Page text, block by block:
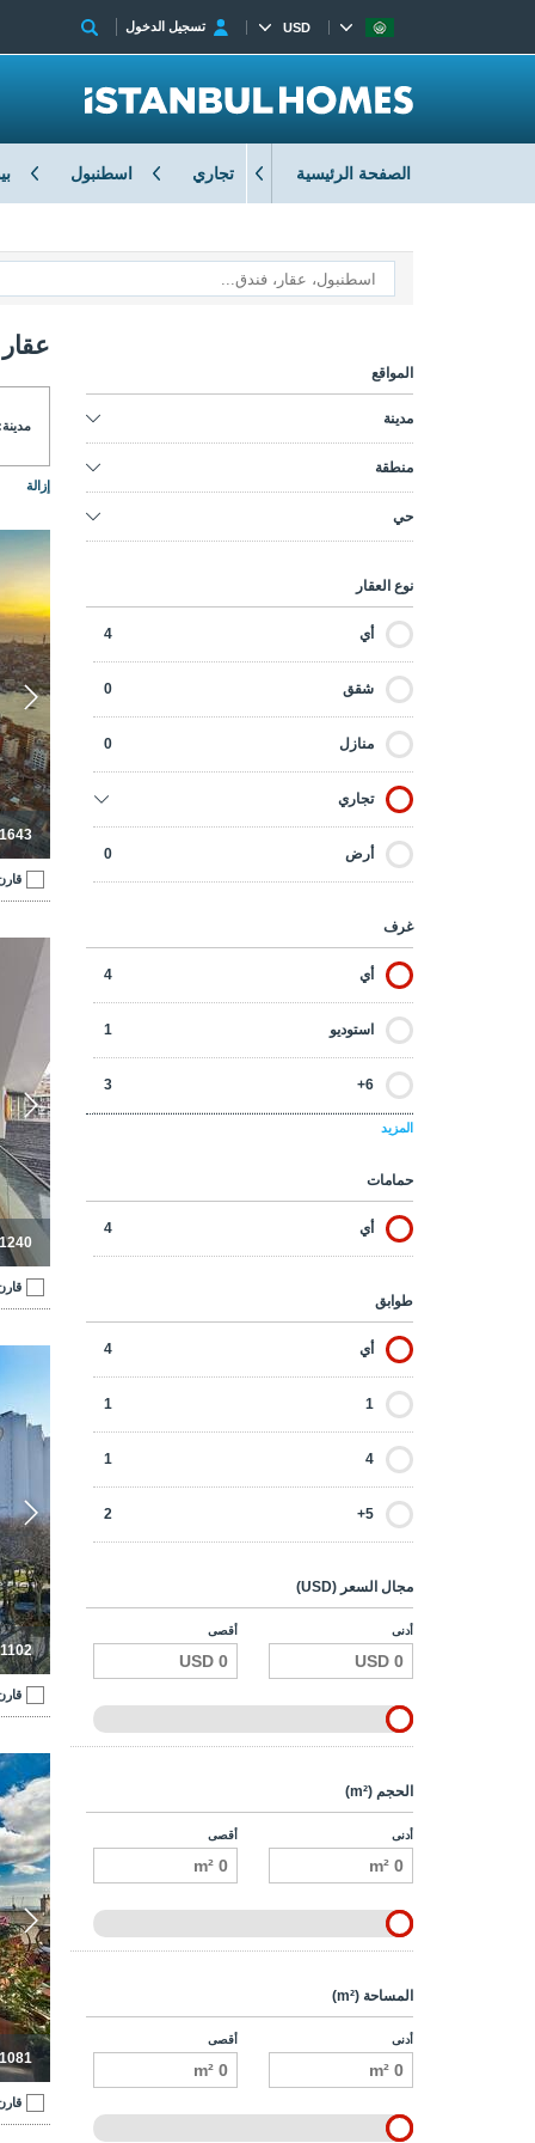
الصفحة الرئيسية تجاري اسطنبول
المواقع
مدينة
منطقة
حي
نوع العقار
أي 4
شقق 0
منازل 0
تجاري
أرض 0
غرف
أي 4
استوديو 1
6+
3
المزيد
حمامات
أي 4
طوابق
أي 4
1
1
4
1
5+
2
مجال السعر (USD)
أدنى أقصى
الحجم (m²)
أدنى أقصى
المساحة (m²)
أدنى أقصى
مدينة:
إزالة
فندق مكون من 24 غرفة بالقرب من برج غلطة في بيوغلو اسطنبول 3
محلات
1102
USD تسجيل الدخول